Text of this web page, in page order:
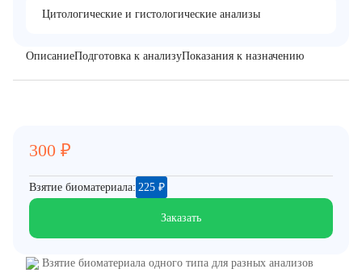
Цитологические и гистологические анализы
ОписаниеПодготовка к анализуПоказания к назначению
300 ₽
Взятие биоматериала: 225 ₽
Заказать
Взятие биоматериала одного типа для разных анализов